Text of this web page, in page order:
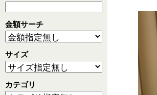
金額サーチ
サイズ
カテゴリ